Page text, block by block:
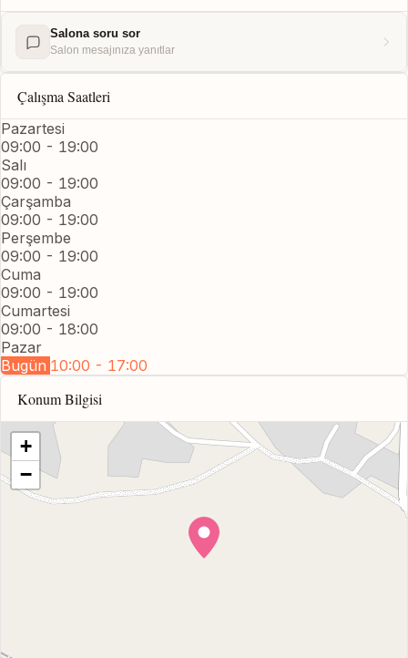
Salona soru sor
Salon mesajınıza yanıtlar
Çalışma Saatleri
Pazartesi
09:00 - 19:00
Salı
09:00 - 19:00
Çarşamba
09:00 - 19:00
Perşembe
09:00 - 19:00
Cuma
09:00 - 19:00
Cumartesi
09:00 - 18:00
Pazar
Bugün 10:00 - 17:00
Konum Bilgisi
+
−